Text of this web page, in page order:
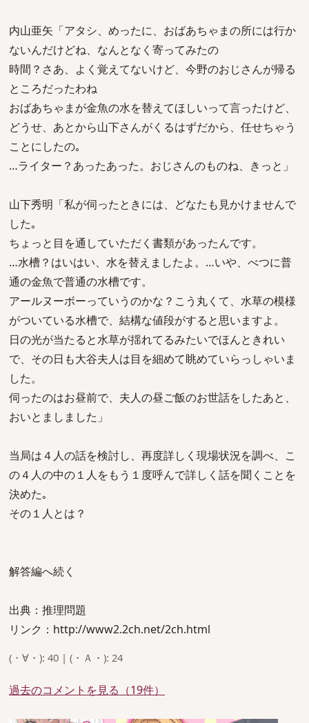
内山亜矢「アタシ、めったに、おばあちゃまの所には行か
ないんだけどね、なんとなく寄ってみたの
時間？さあ、よく覚えてないけど、今野のおじさんが帰る
ところだったわね
おばあちゃまが金魚の水を替えてほしいって言ったけど、
どうせ、あとから山下さんがくるはずだから、任せちゃう
ことにしたの｡
…ライター？あったあった。おじさんのものね、きっと」
山下秀明「私が伺ったときには、どなたも見かけませんで
した｡
ちょっと目を通していただく書類があったんです。
…水槽？はいはい、水を替えましたよ。…いや、べつに普
通の金魚で普通の水槽です。
アールヌーボーっていうのかな？こう丸くて、水草の模様
がついている水槽で、結構な値段がすると思いますよ。
日の光が当たると水草が揺れてるみたいでほんときれい
で、その日も大谷夫人は目を細めて眺めていらっしゃいま
した。
伺ったのはお昼前で、夫人の昼ご飯のお世話をしたあと、
おいとましました」
当局は４人の話を検討し、再度詳しく現場状況を調べ、こ
の４人の中の１人をもう１度呼んで詳しく話を聞くことを
決めた｡
その１人とは？
解答編へ続く
出典：推理問題
リンク：http://www2.2ch.net/2ch.html
(・∀・): 40 | (・Ａ・): 24
過去のコメントを見る（19件）